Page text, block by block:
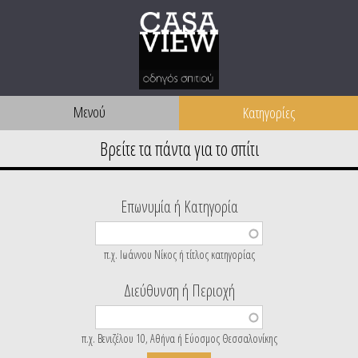
Μενού
Επωνυμία ή Κατηγορία
π.χ. Ιωάννου Νίκος ή τίτλος κατηγορίας
Διεύθυνση ή Περιοχή
π.χ. Βενιζέλου 10, Αθήνα ή Εύοσμος Θεσσαλονίκης